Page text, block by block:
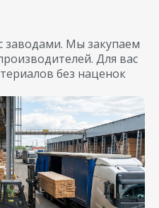
заводами. Мы закупаем
Для вас
без наценок